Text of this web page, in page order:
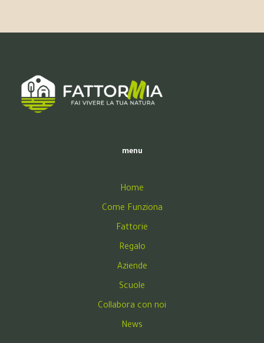
menu
Home
Come Funziona
Fattorie
Regalo
Aziende
Scuole
Collabora con noi
News